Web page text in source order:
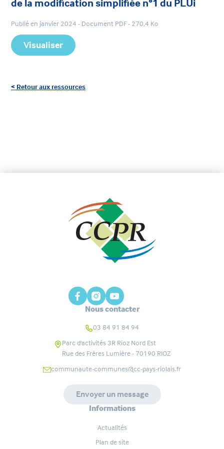
de la modification simplifiée n°1 du PLUi
Publié en janvier 2024 - Document PDF - 270,4 Ko
Visualiser
< Retour aux ressources
Nous contacter
03 84 91 84 94
Parc d'activités 3R Rioz Nord Est
Rue des Frères Lumière - 70190 RIOZ
communaute-communes@cc-pays-riolais.fr
Envoyer un message
Informations
Actualités
Plan de site